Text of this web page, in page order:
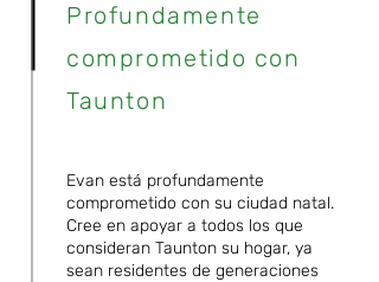
Profundamente
comprometido con
Taunton
Evan está profundamente
comprometido con su ciudad natal.
Cree en apoyar a todos los que
consideran Taunton su hogar, ya
sean residentes de generaciones